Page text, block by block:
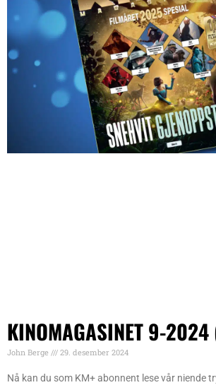
KINOMAGASINET 9-2024
John Berge 29. desember 2024
Nå kan du som KM+ abonnent lese vår niende